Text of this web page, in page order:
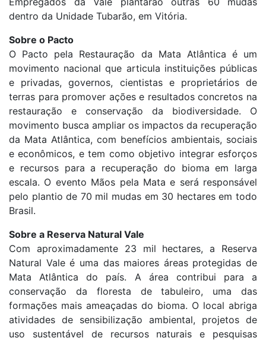
dentro da Unidade Tubarão, em Vitória.
Sobre o Pacto
O Pacto pela Restauração da Mata Atlântica é um
movimento nacional que articula instituições públicas
e privadas, governos, cientistas e proprietários de
terras para promover ações e resultados concretos na
restauração e conservação da biodiversidade. O
movimento busca ampliar os impactos da recuperação
da Mata Atlântica, com benefícios ambientais, sociais
e econômicos, e tem como objetivo integrar esforços
e recursos para a recuperação do bioma em larga
escala. O evento Mãos pela Mata e será responsável
pelo plantio de 70 mil mudas em 30 hectares em todo
Brasil.
Sobre a Reserva Natural Vale
Com aproximadamente 23 mil hectares, a Reserva
Natural Vale é uma das maiores áreas protegidas de
Mata Atlântica do país. A área contribui para a
conservação da floresta de tabuleiro, uma das
formações mais ameaçadas do bioma. O local abriga
atividades de sensibilização ambiental, projetos de
uso sustentável de recursos naturais e pesquisas